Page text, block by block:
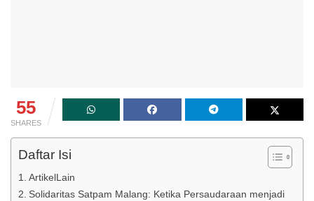
55
SHARES
Daftar Isi
ArtikelLain
Solidaritas Satpam Malang: Ketika Persaudaraan menjadi